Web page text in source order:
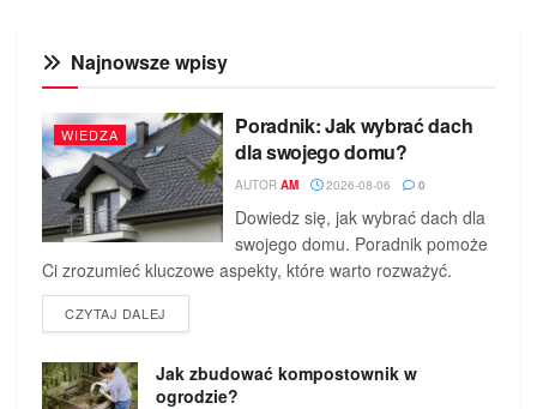
Najnowsze wpisy
WIEDZA
Poradnik: Jak wybrać dach
dla swojego domu?
AUTOR AM 2026-08-06 0
Dowiedz się, jak wybrać dach dla
swojego domu. Poradnik pomoże
Ci zrozumieć kluczowe aspekty, które warto rozważyć.
CZYTAJ DALEJ
Jak zbudować kompostownik w
ogrodzie?